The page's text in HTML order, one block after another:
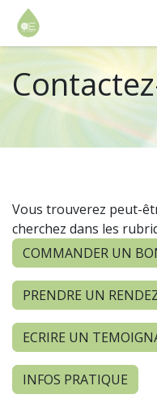
Vous trouverez peut-
cherchez dans les
COMMANDER UN
PRENDRE UN
ECRIRE UN
INFOS PRATIQUE